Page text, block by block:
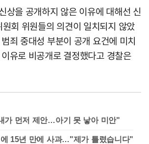
상을 공개하지 않은 이유에 대해선 신
회 위원들의 의견이 일치되지 않았
죄 중대성 부분이 공개 요건에 미치
유로 비공개로 결정했다고 경찰은
가 먼저 제안…아기 못 낳아 미안"
에 15년 만에 사과…"제가 틀렸습니다"